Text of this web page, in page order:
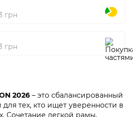
грн
грн
2026 – это сбалансированный
тех, кто ищет уверенности в
Сочетание легкой рамы,